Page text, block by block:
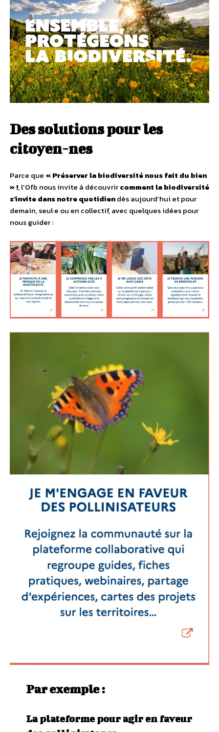
Des solutions pour les
citoyen-nes
Parce que « Préserver la biodiversité nous fait du bien
» !, l’Ofb nous invite à découvrircomment la biodiversité
s’invite dans notre quotidiendès aujourd’hui et pour
demain, seul·e ou en collectif, avec quelques idées pour
nous guider :
Par exemple :
La plateforme pour agir en faveur